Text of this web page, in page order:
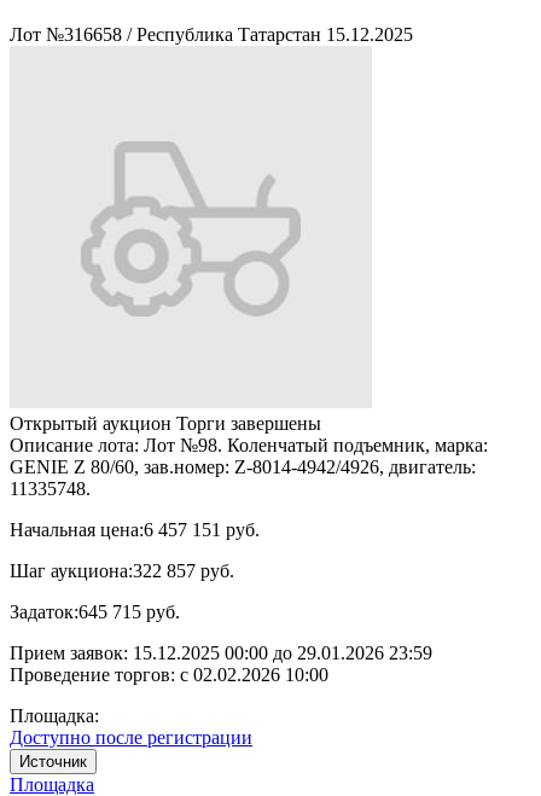
Лот №316658 / Республика Татарстан 15.12.2025
Открытый аукцион Торги завершены
Описание лота: Лот №98. Коленчатый подъемник, марка:
GENIE Z 80/60, зав.номер: Z-8014-4942/4926, двигатель:
11335748.
Начальная цена:6 457 151 руб.
Шаг аукциона:322 857 руб.
Задаток:645 715 руб.
Прием заявок: 15.12.2025 00:00 до 29.01.2026 23:59
Проведение торгов: с 02.02.2026 10:00
Площадка:
Доступно после регистрации
Источник
Площадка